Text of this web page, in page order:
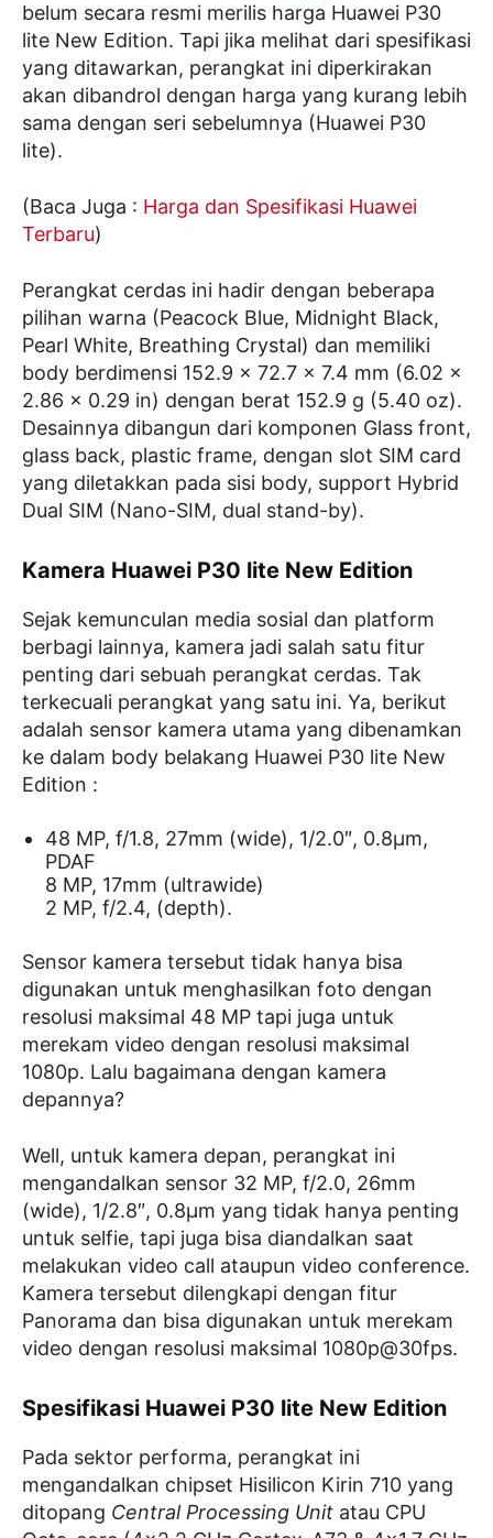
belum secara resmi merilis harga Huawei P30
lite New Edition. Tapi jika melihat dari spesifikasi
yang ditawarkan, perangkat ini diperkirakan
akan dibandrol dengan harga yang kurang lebih
sama dengan seri sebelumnya (Huawei P30
lite).
(Baca Juga : Harga dan Spesifikasi Huawei
Terbaru)
Perangkat cerdas ini hadir dengan beberapa
pilihan warna (Peacock Blue, Midnight Black,
Pearl White, Breathing Crystal) dan memiliki
body berdimensi 152.9 x 72.7 x 7.4 mm (6.02 x
2.86 x 0.29 in) dengan berat 152.9 g (5.40 oz).
Desainnya dibangun dari komponen Glass front,
glass back, plastic frame, dengan slot SIM card
yang diletakkan pada sisi body, support Hybrid
Dual SIM (Nano-SIM, dual stand-by).
Kamera Huawei P30 lite New Edition
Sejak kemunculan media sosial dan platform
berbagi lainnya, kamera jadi salah satu fitur
penting dari sebuah perangkat cerdas. Tak
terkecuali perangkat yang satu ini. Ya, berikut
adalah sensor kamera utama yang dibenamkan
ke dalam body belakang Huawei P30 lite New
Edition :
48 MP, f/1.8, 27mm (wide), 1/2.0″, 0.8µm,
PDAF
8 MP, 17mm (ultrawide)
2 MP, f/2.4, (depth).
Sensor kamera tersebut tidak hanya bisa
digunakan untuk menghasilkan foto dengan
resolusi maksimal 48 MP tapi juga untuk
merekam video dengan resolusi maksimal
1080p. Lalu bagaimana dengan kamera
depannya?
Well, untuk kamera depan, perangkat ini
mengandalkan sensor 32 MP, f/2.0, 26mm
(wide), 1/2.8″, 0.8µm yang tidak hanya penting
untuk selfie, tapi juga bisa diandalkan saat
melakukan video call ataupun video conference.
Kamera tersebut dilengkapi dengan fitur
Panorama dan bisa digunakan untuk merekam
video dengan resolusi maksimal 1080p@30fps.
Spesifikasi Huawei P30 lite New Edition
Pada sektor performa, perangkat ini
mengandalkan chipset Hisilicon Kirin 710 yang
ditopang Central Processing Unit atau CPU